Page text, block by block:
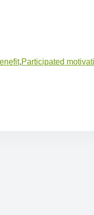
,Participated